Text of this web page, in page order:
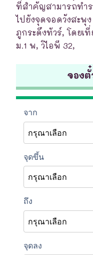
ที่สำคัญสามารถทำ
ไปยังจุดจอดวังสะพุ
ภูกระดึงทัวร์, โดยเ
ม.1 พ, วิไอพี 32,
จอง